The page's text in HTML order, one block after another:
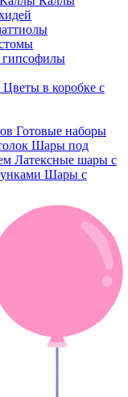
гипсофилы
Цветы в коробке с
Готовые наборы
Шары под
Латексные шары с
Шары с